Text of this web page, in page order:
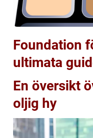
Foundation
ultimata
En översikt
oljig hy